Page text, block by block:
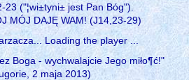
23 ("¦wi±tyni± jest Pan Bóg").
MÓJ DAJĘ WAM! (J14,23-29)
Loading the player ...
Boga - wychwalajcie Jego miło¶ć!"
2 maja 2013)